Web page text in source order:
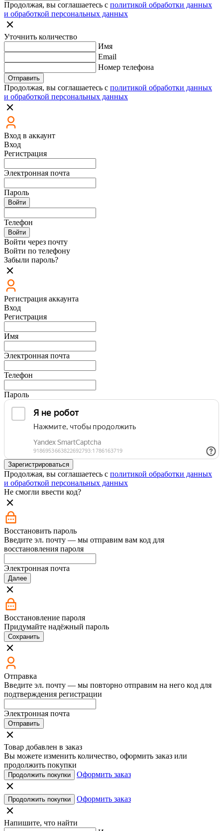
Продолжая, вы соглашаетесь с политикой обработки данных
и обработкой персональных данных
Уточнить количество
Имя
Email
Номер телефона
Отправить
Продолжая, вы соглашаетесь с политикой обработки данных
и обработкой персональных данных
Вход в аккаунт
Вход
Регистрация
Электронная почта
Пароль
Войти
Телефон
Войти
Войти через почту
Войти по телефону
Забыли пароль?
Регистрация аккаунта
Вход
Регистрация
Имя
Электронная почта
Телефон
Пароль
Зарегистрироваться
Продолжая, вы соглашаетесь с политикой обработки данных
и обработкой персональных данных
Не смогли ввести код?
Восстановить пароль
Введите эл. почту — мы отправим вам код для
восстановления пароля
Электронная почта
Далее
Восстановление пароля
Придумайте надёжный пароль
Сохранить
Отправка
Введите эл. почту — мы повторно отправим на него код для
подтверждения регистрации
Электронная почта
Отправить
Товар добавлен в заказ
Вы можете изменить количество, оформить заказ или
продолжить покупки
Продолжить покупки Оформить заказ
Продолжить покупки Оформить заказ
Напишите, что найти